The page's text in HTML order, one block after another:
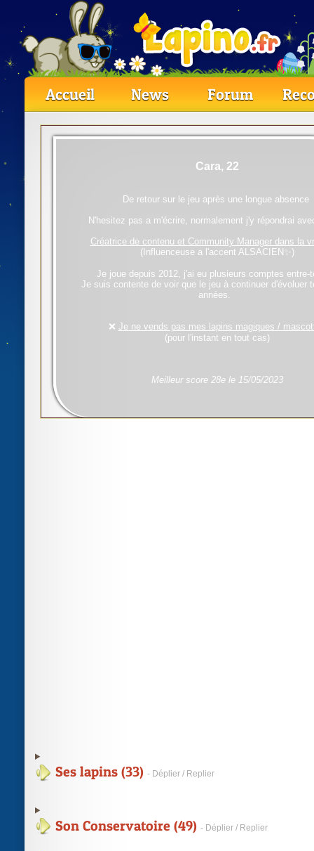
Accueil News Forum
Cara, 22
De retour sur le jeu après une longue absence
N'hesitez pas a m'écrire, normalement j'y répondrai
Créatrice de contenu et Community Manager dans la
(Influenceuse a l'accent ALSACIEN✨)
Je joue depuis 2012, j'ai eu plusieurs comptes entre-
Je suis contente de voir que le jeu à continuer d'évoluer
années.
❌ Je ne vends pas mes lapins magiques /
(pour l'instant en tout cas)
Meilleur score 28e le 15/05/2023
Ses lapins (33) - Déplier / Replier
Son Conservatoire (49) - Déplier / Replier